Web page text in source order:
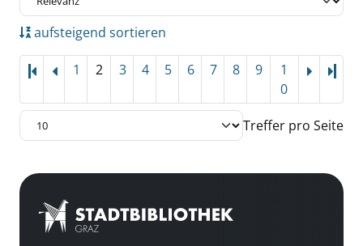
aufsteigend sortieren
1 2 3 4 5 6 7 8 9
1
0
Treffer pro Seite